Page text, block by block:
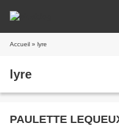
Accueil » lyre
lyre
PAULETTE